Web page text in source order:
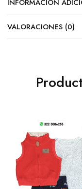
INFORMACIÓN
VALORACIONES (0)